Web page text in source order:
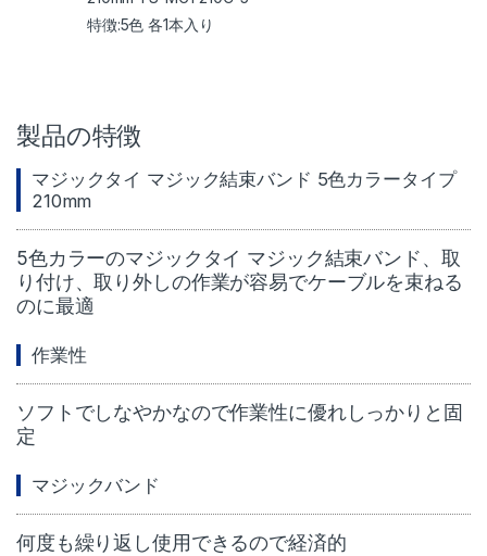
5色 各1本入り
製品の特徴
マジックタイ マジック結束バンド 5色カラータイプ
210mm
5色カラーのマジックタイ マジック結束バンド、取
り付け、取り外しの作業が容易でケーブルを束ねる
のに最適
作業性
ソフトでしなやかなので作業性に優れしっかりと固
定
マジックバンド
何度も繰り返し使用できるので経済的